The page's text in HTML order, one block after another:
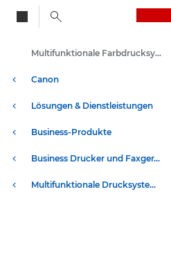
Canon
Lösungen & Dienstleistungen
Business-Produkte
Business Drucker und Faxgeräte
Multifunktionale Drucksysteme
Multifunktionale Farbdrucksysteme - Canon Deutschland